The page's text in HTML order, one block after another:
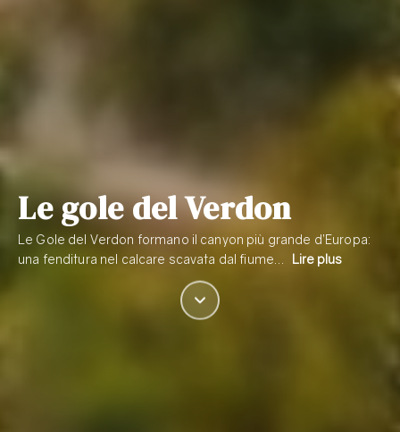
Le gole del Verdon
Le Gole del Verdon formano il canyon più grande d’Europa:
una fenditura nel calcare scavata dal fiume…
Lire plus